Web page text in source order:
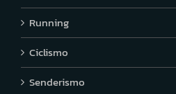
Running
Ciclismo
Senderismo